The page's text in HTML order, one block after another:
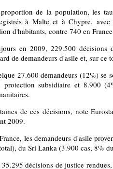
de la population, les
à Malte et à Chypre,
d'habitants, contre 740 en
en 2009, 229.500 décisions
de demandeurs d'asile et, sur
27.600 demandeurs (12%) se
protection subsidiaire et 8.900
de ces décisions, note
2009.
les demandeurs d'asile
du Sri Lanka (3.900 cas, 8%
35.295 décisions de justice